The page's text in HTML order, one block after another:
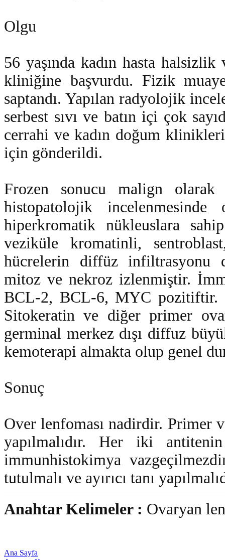
Olgu
56 yaşında kadın hasta
kliniğine başvurdu. Fizik
saptandı. Yapılan radyolojik
serbest sıvı ve batın içi çok
cerrahi ve kadın doğum
için gönderildi.
Frozen sonucu malign
histopatolojik
hiperkromatik nükleuslara
veziküle kromatinli,
hücrelerin diffüz infiltrasyonu
mitoz ve nekroz izlenmiştir.
BCL-2, BCL-6, MYC pozitiftir.
Sitokeratin ve diğer primer
germinal merkez dışı diffuz
kemoterapi almakta olup genel
Sonuç
Over lenfoması nadirdir. Primer
yapılmalıdır. Her iki antitenin
immunhistokimya
tutulmalı ve ayırıcı tanı
Anahtar Kelimeler : Ovaryan
Ana Sayfa